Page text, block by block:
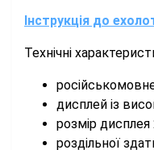
Інструкція до
Технічні
дисплей із
розмір
роздільної